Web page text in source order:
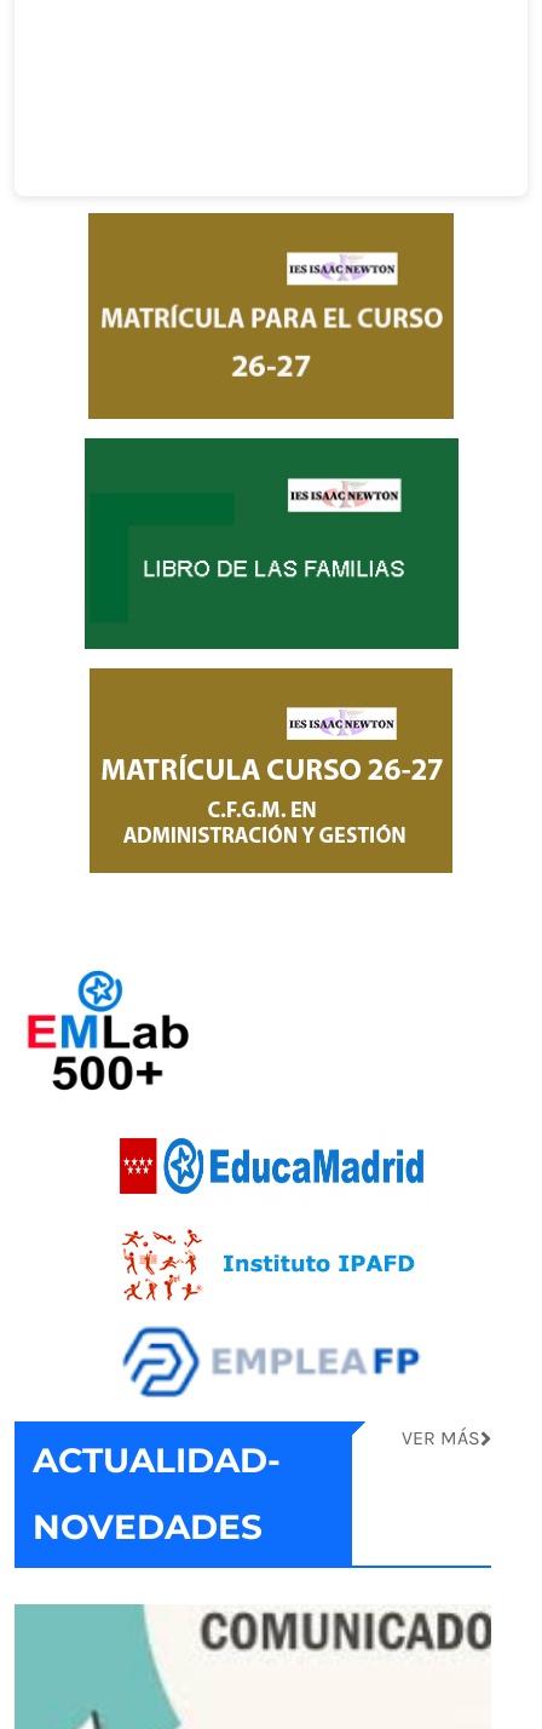
ACTUALIDAD-
NOVEDADES
VER MÁS